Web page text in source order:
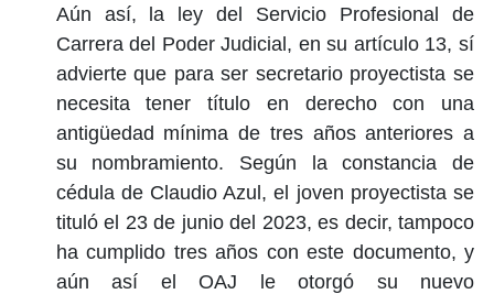
Aún así, la ley del Servicio Profesional de
Carrera del Poder Judicial, en su artículo 13, sí
advierte que para ser secretario proyectista se
necesita tener título en derecho con una
antigüedad mínima de tres años anteriores a
su nombramiento. Según la constancia de
cédula de Claudio Azul, el joven proyectista se
tituló el 23 de junio del 2023, es decir, tampoco
ha cumplido tres años con este documento, y
aún así el OAJ le otorgó su nuevo